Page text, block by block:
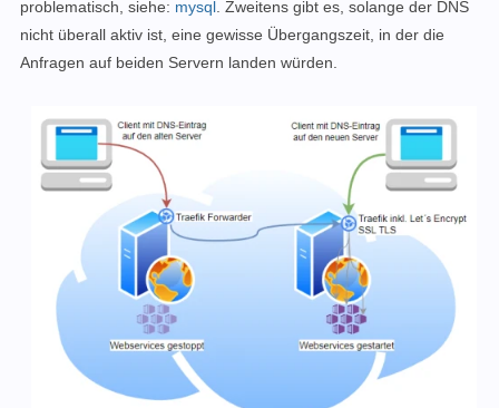
problematisch, siehe: mysql Zweitens gibt es, solange der DNS
nicht überall aktiv ist, eine gewisse Übergangszeit, in der die
Anfragen auf beiden Servern landen würden.